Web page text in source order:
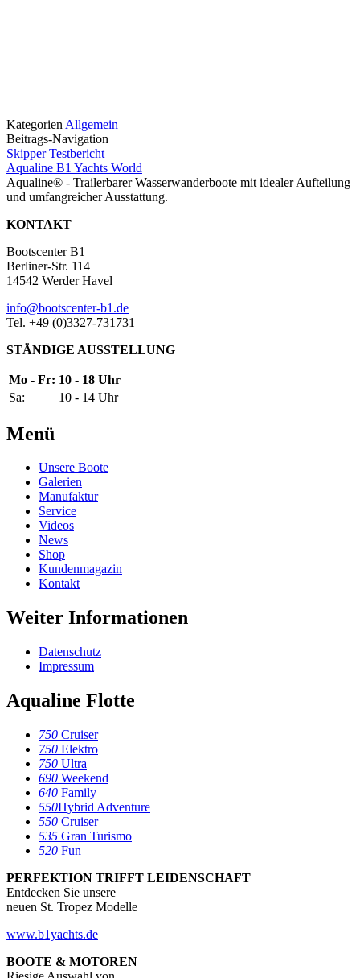
Kategorien Allgemein
Beitrags-Navigation
Skipper Testbericht
Aqualine B1 Yachts World
Aqualine® - Trailerbarer Wasserwanderboote mit idealer Aufteilung
und umfangreicher Ausstattung.
KONTAKT
Bootscenter B1
Berliner-Str. 114
14542 Werder Havel
info@bootscenter-b1.de
Tel. +49 (0)3327-731731
STÄNDIGE AUSSTELLUNG
Mo - Fr: 10 - 18 Uhr
Sa:
10 - 14 Uhr
Menü
Unsere Boote
Galerien
Manufaktur
Service
Videos
News
Shop
Kundenmagazin
Kontakt
Weiter Informationen
Datenschutz
Impressum
Aqualine Flotte
750 Cruiser
750 Elektro
750 Ultra
690 Weekend
640 Family
550Hybrid Adventure
550 Cruiser
535 Gran Turismo
520 Fun
PERFEKTION TRIFFT LEIDENSCHAFT
Entdecken Sie unsere
neuen St. Tropez Modelle
www.b1yachts.de
BOOTE & MOTOREN